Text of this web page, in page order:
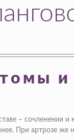
– сочленении и
При артрозе